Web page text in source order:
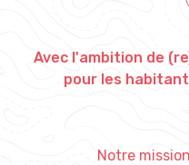
Avec l'ambition de
pour les
Notre